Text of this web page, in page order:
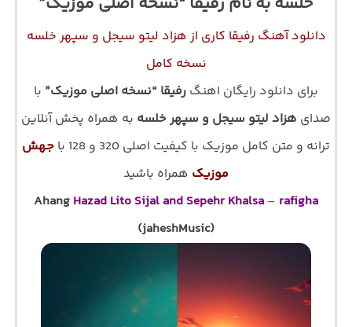
دانلود آهنگ رفیقا کاری از هزاد لیتو سیجل و سپهر خلسه
نسخه کامل
برای دانلود رایگان اهنگ رفیقا “نسخه اصلی موزیک” با
صدای هزاد لیتو سیجل و سپهر خلسه به همراه پخش آنلاین
ترانه و متن کامل موزیک با کیفیت اصلی 320 و 128 با
جهش
موزیک همراه باشید
Ahang Hazad Lito Sijal and Sepehr Khalsa – rafigha
(jaheshMusic)